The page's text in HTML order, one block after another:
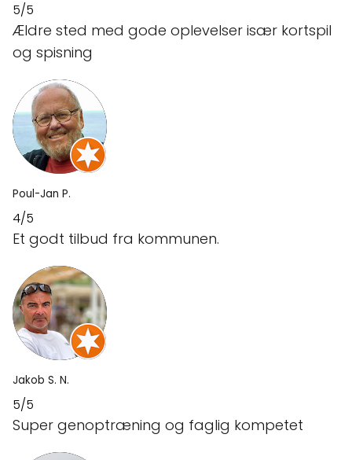
5/5
Ældre sted med gode oplevelser især kortspil
og spisning
Poul-Jan P.
4/5
Et godt tilbud fra kommunen.
Jakob S. N.
5/5
Super genoptræning og faglig kompetet